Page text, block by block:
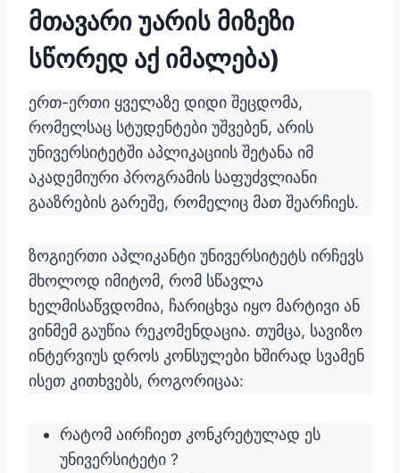
მთავარი უარის მიზეზი
სწორედ აქ იმალება)
ერთ-ერთი ყველაზე დიდი შეცდომა,
რომელსაც სტუდენტები უშვებენ, არის
უნივერსიტეტში აპლიკაციის შეტანა იმ
აკადემიური პროგრამის საფუძვლიანი
გააზრების გარეშე, რომელიც მათ შეარჩიეს.
ზოგიერთი აპლიკანტი უნივერსიტეტს ირჩევს
მხოლოდ იმიტომ, რომ სწავლა
ხელმისაწვდომია, ჩარიცხვა იყო მარტივი ან
ვინმემ გაუწია რეკომენდაცია. თუმცა, სავიზო
ინტერვიუს დროს კონსულები ხშირად სვამენ
ისეთ კითხვებს, როგორიცაა:
რატომ აირჩიეთ კონკრეტულად ეს
უნივერსიტეტი ?